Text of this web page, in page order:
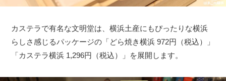
カステラで有名な文明堂は、横浜土産にもぴったりな横浜
らしさ感じるパッケージの「どら焼き横浜 972円（税込）」
「カステラ横浜 1,296円（税込）」を展開します。